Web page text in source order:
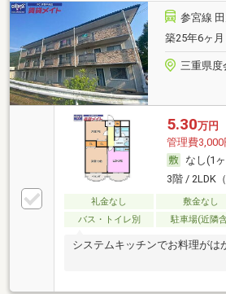
参宮線
築25年6ヶ
三重県度
5.30万円
管理費3,000
なし(1
3階 / 2LDK
礼金なし 敷金なし
バス・トイレ別
駐車場(近隣
システムキッチンでお料理がは